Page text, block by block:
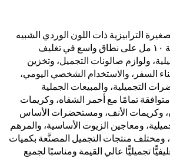
الترابيزية ذات اللون الوردي الشبيه
بلون زهرة اللوتس بسعة ١٠ مل على نطاق واسع في تغليف
ولوازم صالونات التجميل، وتخزين
السفر، والاستخدام الشخصي اليومي،
التجميلية، والمبيعات الجملية
تمامًا مع أحمر الشفاه، وكريمات
وكريمات الأنف، ومستحضرات الأساس
ومعاجين الزيوت الأساسية، والمرهم
ومختلف منتجات التجميل المصنَّعة بكميات
تجميليًّا عالي القيمة ومناسبًا لجميع